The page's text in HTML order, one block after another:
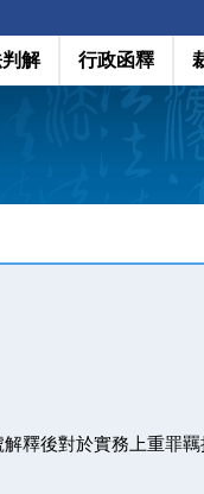
解 行政函釋
釋後對於實務上重罪